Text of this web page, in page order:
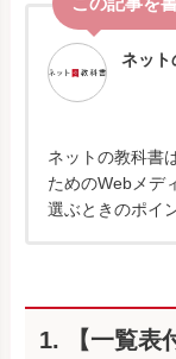
ネット
ネットの教科書
ためのWebメデ
選ぶときのポイ
1. 【一覧表